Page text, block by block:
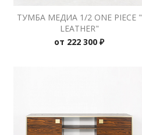
ТУМБА МЕДИА 1/2 ONE PIECE "
LEATHER"
от 222 300 ₽